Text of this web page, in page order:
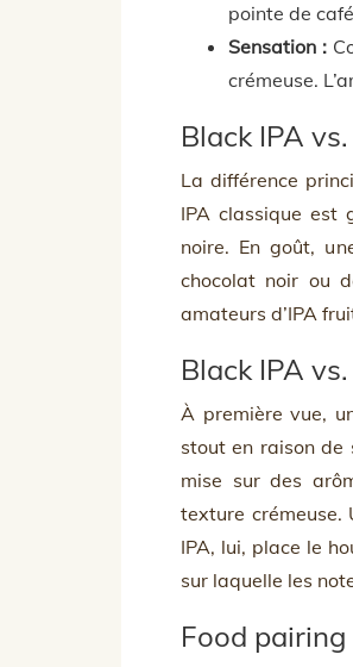
pointe de
Sensation :
crémeuse.
Black IPA
La différence
IPA classique est
noire. En goût,
chocolat noir ou
amateurs d’IPA
Black IPA
À première vue,
stout en raison de
mise sur des
texture crémeuse.
IPA, lui, place le
sur laquelle les
Food